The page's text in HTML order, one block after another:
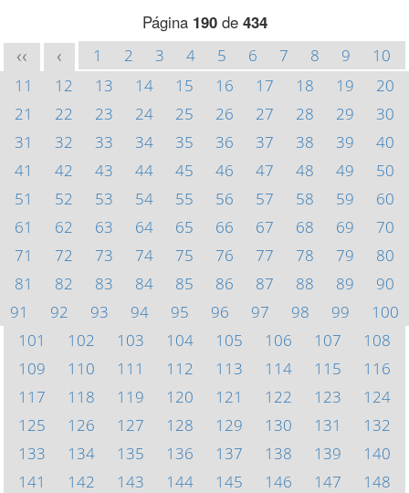
Página 190de 434
<< < 1 2 3 4 5 6 7 8 9
10
11
12 13 14 15 16 17 18 19
20
21
22 23 24 25 26 27 28 29
30
31
32 33 34 35 36 37 38 39
40
41
42 43 44 45 46 47 48 49
50
51
52 53 54 55 56 57 58 59
60
61
62 63 64 65 66 67 68 69
70
71
72 73 74 75 76 77 78 79
80
81
82 83 84 85 86 87 88 89
90
91
92 93 94 95 96 97 98 99
100
101
102 103 104 105 106 107
108
109
110 111 112 113 114 115
116
117
118 119 120 121 122 123
124
125
126 127 128 129 130 131
132
133
134 135 136 137 138 139
140
141
142 143 144 145 146 147
148